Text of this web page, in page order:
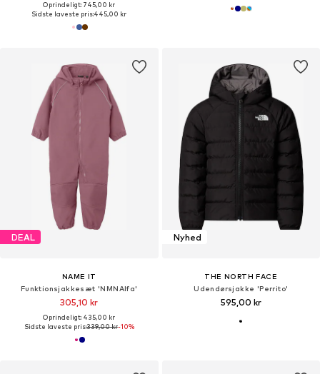
Oprindeligt: 745,00 kr
Sidste laveste pris:445,00 kr
DEAL
NAME IT
Funktionsjakkesæt 'NMNAlfa'
305,10 kr
Oprindeligt: 435,00 kr
Sidste laveste pris:339,00 kr-10%
Nyhed
THE NORTH FACE
Udendørsjakke 'Perrito'
595,00 kr